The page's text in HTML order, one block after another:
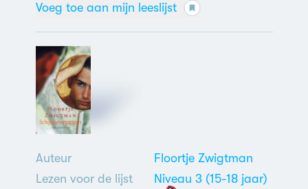
Voeg toe aan mijn leeslijst
Auteur
Floortje Zwigtman
Lezen voor de lijst
Niveau 3 (15-18 jaar)